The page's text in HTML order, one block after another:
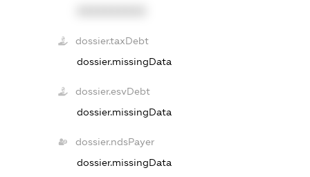
dossier.taxDebt
dossier.missingData
dossier.esvDebt
dossier.missingData
dossier.ndsPayer
dossier.missingData